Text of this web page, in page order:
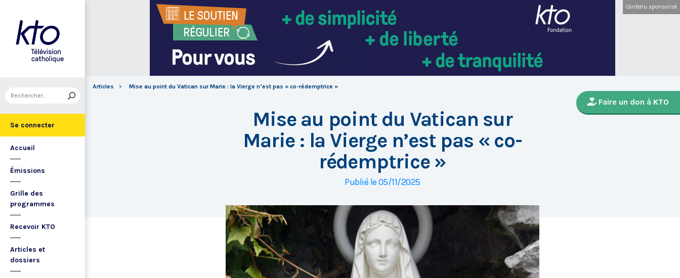
Se connecter
Accueil
Émissions
Grille des
programmes
Recevoir KTO
Articles et
dossiers
Contenu sponsorisé
Articles Mise au point du Vatican sur Marie : la Vierge n’est pas « co-rédemptrice »
Faire un don à KTO
Mise au point du Vatican sur
Marie : la Vierge n’est pas « co-
rédemptrice »
Publié le 05/11/2025